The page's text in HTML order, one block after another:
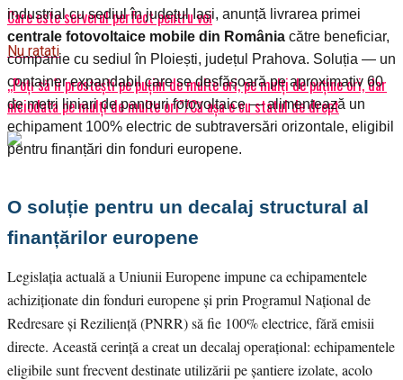
Care este serverul perfect pentru voi
Nu ratati
,,Poți să îi prostești pe puțini de multe ori, pe mulți de puține ori, dar
niciodata pe mulți de multe ori”/Că așa e cu statul de drept
industrial cu sediul în județul Iași, anunță livrarea primei
centrale fotovoltaice mobile din România către beneficiar,
companie cu sediul în Ploiești, județul Prahova. Soluția — un
container expandabil care se desfășoară pe aproximativ 60
de metri liniari de panouri fotovoltaice — alimentează un
echipament 100% electric de subtraversări orizontale, eligibil
pentru finanțări din fonduri europene.
O soluție pentru un decalaj structural al
finanțărilor europene
Legislația actuală a Uniunii Europene impune ca echipamentele
achiziționate din fonduri europene și prin Programul Național de
Redresare și Reziliență (PNRR) să fie 100% electrice, fără emisii
directe. Această cerință a creat un decalaj operațional: echipamentele
eligibile sunt frecvent destinate utilizării pe șantiere izolate, acolo